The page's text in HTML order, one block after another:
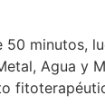
minutos,
Agua